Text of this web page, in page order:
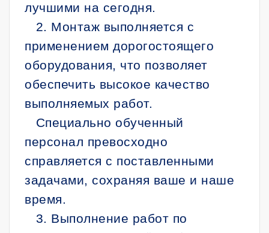
лучшими на сегодня.
2. Монтаж выполняется с
применением дорогостоящего
оборудования, что позволяет
обеспечить высокое качество
выполняемых работ.
Специально обученный
персонал превосходно
справляется с поставленными
задачами, сохраняя ваше и наше
время.
3. Выполнение работ по